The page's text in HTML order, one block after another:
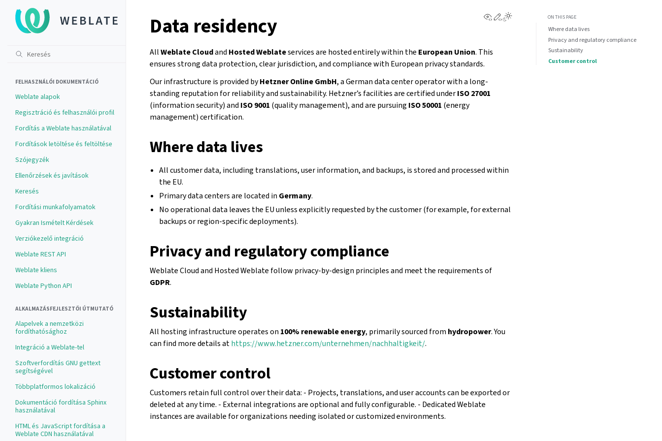
FELHASZNÁLÓI DOKUMENTÁCIÓ
Weblate alapok
Regisztráció és felhasználói profil
Fordítás a Weblate használatával
Fordítások letöltése és feltöltése
Szójegyzék
Ellenőrzések és javítások
Keresés
Fordítási munkafolyamatok
Gyakran Ismételt Kérdések
Verziókezelő integráció
Weblate REST API
Weblate kliens
Weblate Python API
ALKALMAZÁSFEJLESZTŐI ÚTMUTATÓ
Alapelvek a nemzetközi
fordíthatósághoz
Integráció a Weblate-tel
Szoftverfordítás GNU gettext
segítségével
Többplatformos lokalizáció
Dokumentáció fordítása Sphinx
használatával
HTML és JavaScript fordítása a
Weblate CDN használatával
View this page
Edit this page
Data residency
AllWeblate Cloudand Hosted Weblateservices are hosted entirely within the European Union. This
ensures strong data protection, clear jurisdiction, and compliance with European privacy standards.
Our infrastructure is provided byHetzner Online GmbH, a German data center operator with a long-
standing reputation for reliability and sustainability. Hetzner’s facilities are certified underISO 27001
(information security) and ISO 9001 (quality management), and are pursuing ISO 50001 (energy
management) certification.
Where data lives
All customer data, including translations, user information, and backups, is stored and processed within
the EU.
Primary data centers are located in Germany.
No operational data leaves the EU unless explicitly requested by the customer (for example, for external
backups or region-specific deployments).
Privacy and regulatory compliance
Weblate Cloud and Hosted Weblate follow privacy-by-design principles and meet the requirements of
GDPR.
Sustainability
All hosting infrastructure operates on 100% renewable energy, primarily sourced from hydropower. You
can find more details athttps://www.hetzner.com/unternehmen/nachhaltigkeit/.
Customer control
Customers retain full control over their data: - Projects, translations, and user accounts can be exported or
deleted at any time. - External integrations are optional and fully configurable. - Dedicated Weblate
instances are available for organizations needing isolated or customized environments.
ON THIS PAGE
Where data lives
Privacy and regulatory compliance
Sustainability
Customer control